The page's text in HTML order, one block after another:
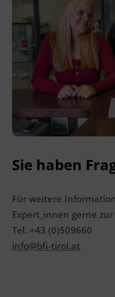
Hinweis
Wird die
18 Monate vor
Eintrags
startet die neue
Ende der alten
BFI Tirol
Ing.-Etzel-Straße 7
6020 Innsbruck
Sie haben
Für weitere
Expert_innen gerne
Tel. +43 (0)509660
info@bfi-tirol.at